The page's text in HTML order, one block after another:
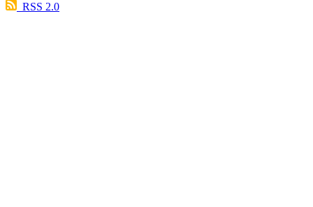
RSS 2.0